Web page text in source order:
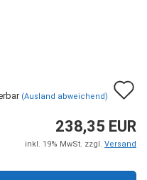
(Ausland abweichend)
238,35 EUR
inkl. 19% MwSt. zzgl. Versand